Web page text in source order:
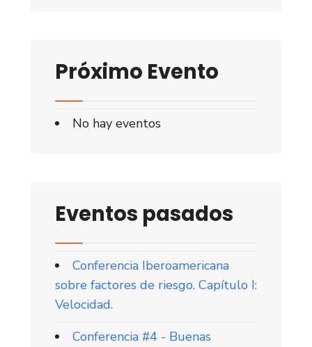
Próximo Evento
No hay eventos
Eventos pasados
Conferencia Iberoamericana
sobre factores de riesgo. Capítulo I:
Velocidad.
Conferencia #4 - Buenas